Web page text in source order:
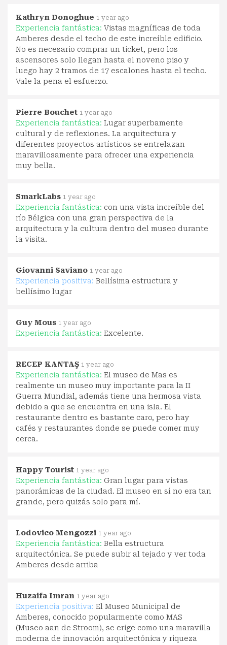
Kathryn Donoghue 1 year ago
Experiencia fantástica: Vistas magníficas de toda
Amberes desde el techo de este increíble edificio.
No es necesario comprar un ticket, pero los
ascensores solo llegan hasta el noveno piso y
luego hay 2 tramos de 17 escalones hasta el techo.
Vale la pena el esfuerzo.
Pierre Bouchet 1 year ago
Experiencia fantástica: Lugar superbamente
cultural y de reflexiones. La arquitectura y
diferentes proyectos artísticos se entrelazan
maravillosamente para ofrecer una experiencia
muy bella.
SmarkLabs 1 year ago
Experiencia fantástica: con una vista increíble del
río Bélgica con una gran perspectiva de la
arquitectura y la cultura dentro del museo durante
la visita.
Giovanni Saviano 1 year ago
Experiencia positiva: Bellísima estructura y
bellísimo lugar
Guy Mous 1 year ago
Experiencia fantástica: Excelente.
RECEP KANTAŞ 1 year ago
Experiencia fantástica: El museo de Mas es
realmente un museo muy importante para la II
Guerra Mundial, además tiene una hermosa vista
debido a que se encuentra en una isla. El
restaurante dentro es bastante caro, pero hay
cafés y restaurantes donde se puede comer muy
cerca.
Happy Tourist 1 year ago
Experiencia fantástica: Gran lugar para vistas
panorámicas de la ciudad. El museo en sí no era tan
grande, pero quizás solo para mí.
Lodovico Mengozzi 1 year ago
Experiencia fantástica: Bella estructura
arquitectónica. Se puede subir al tejado y ver toda
Amberes desde arriba
Huzaifa Imran 1 year ago
Experiencia positiva: El Museo Municipal de
Amberes, conocido popularmente como MAS
(Museo aan de Stroom), se erige como una maravilla
moderna de innovación arquitectónica y riqueza